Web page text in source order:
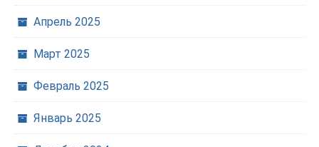
Апрель 2025
Март 2025
Февраль 2025
Январь 2025